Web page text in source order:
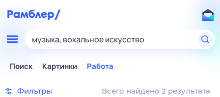
музыка, вокальное искусство
Поиск Картинки Работа
Фильтры Всего найдено 2 результата